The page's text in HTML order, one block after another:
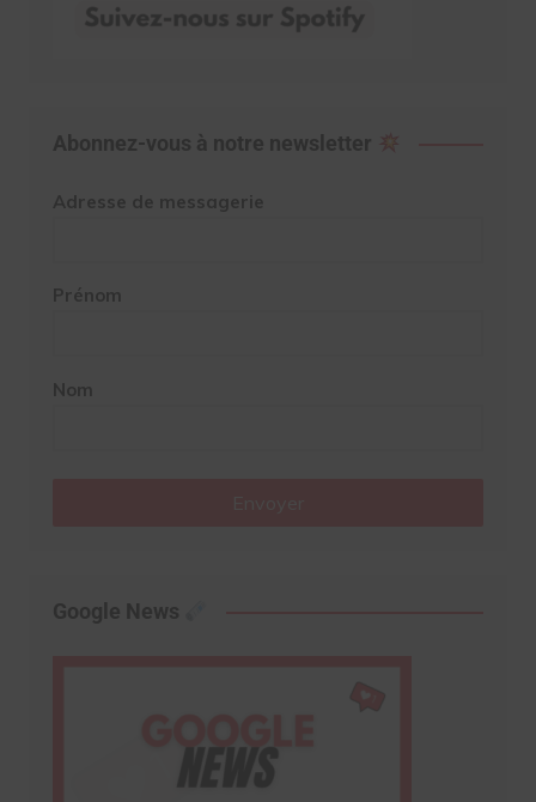
Abonnez-vous à notre newsletter
Adresse de messagerie
Prénom
Nom
Google News